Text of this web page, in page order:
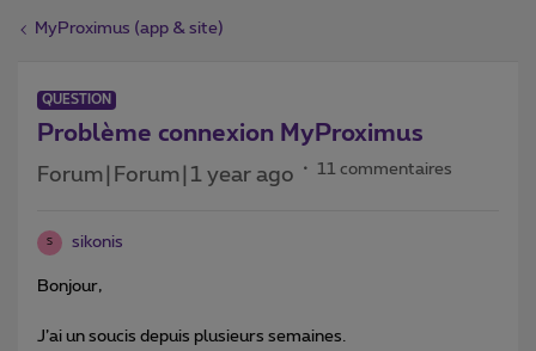
MyProximus (app & site)
QUESTION
Problème connexion MyProximus
Forum|Forum|1 year ago 11 commentaires
S sikonis
Bonjour,
J’ai un soucis depuis plusieurs semaines.